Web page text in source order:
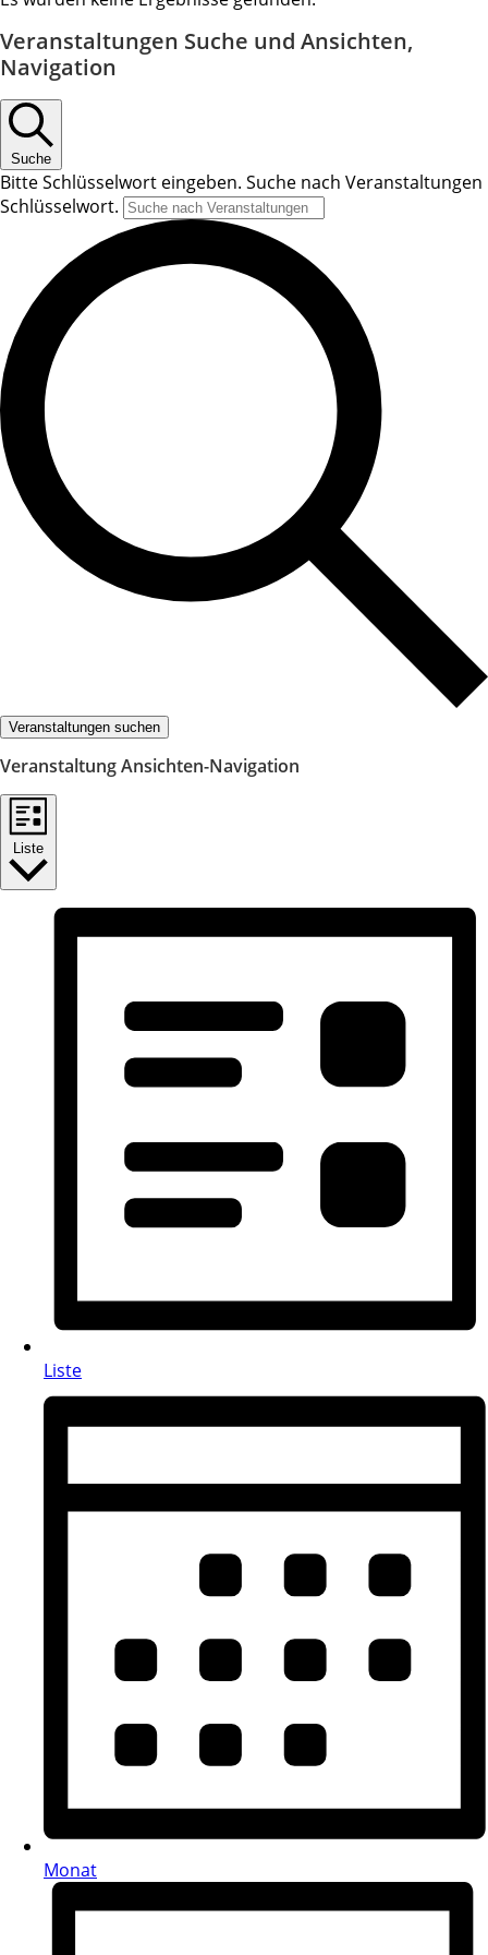
Veranstaltungen Suche und Ansichten,
Navigation
Suche
Bitte Schlüsselwort eingeben. Suche nach Veranstaltungen
Schlüsselwort.
Veranstaltungen suchen
Veranstaltung Ansichten-Navigation
Liste
Liste
Monat